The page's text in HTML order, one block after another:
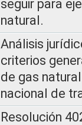
seguir para
natural.
Análisis
criterios
de gas
nacional de
Resolución